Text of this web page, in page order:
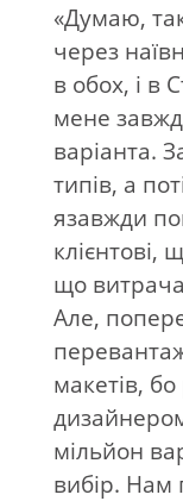
«Думаю,
через
в обох, і в
мене
варіанта.
типів, а
язавжди
клієнтові,
що
Але,
макетів,
мільйон
вибір. Нам